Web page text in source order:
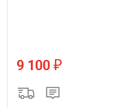
9 100 ₽